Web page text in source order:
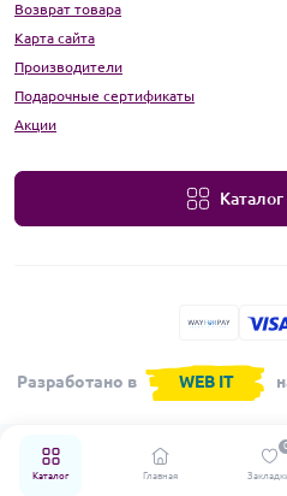
Каталог Главная
0
Возврат товара
Карта сайта
Производители
Подарочные сертификаты
Акции
Разработано в WEB IT